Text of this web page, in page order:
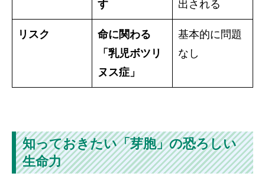
す
出される
リスク
命に関わる
「乳児ボツリ
ヌス症」
基本的に問題
なし
知っておきたい「芽胞」の恐ろしい
生命力